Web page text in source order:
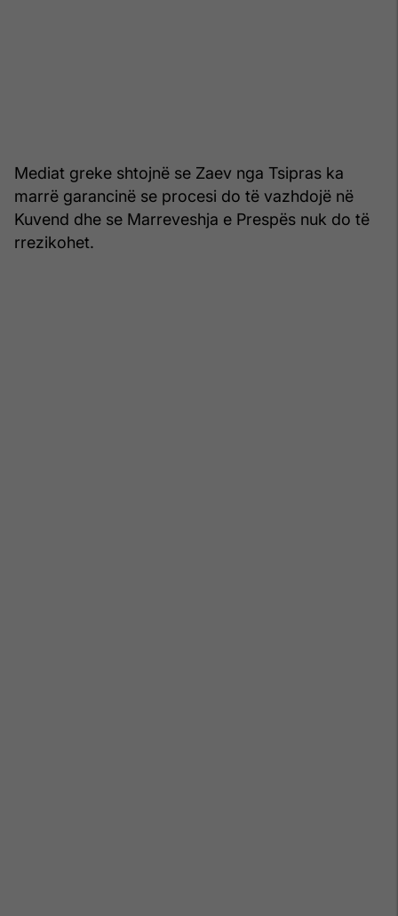
Mediat greke shtojnë se Zaev nga Tsipras ka
marrë garancinë se procesi do të vazhdojë në
Kuvend dhe se Marreveshja e Prespës nuk do të
rrezikohet.